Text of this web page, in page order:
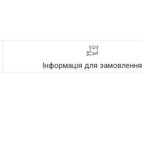
Інформація для замовлення